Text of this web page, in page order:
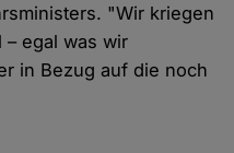
"Wir kriegen
egal was wir
in Bezug auf die noch